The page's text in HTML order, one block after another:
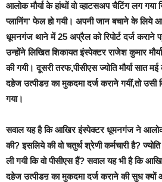
आलोक मौर्या के हांथों वो व्हाटसअप चैटिंग लग गया
प्लानिंग‘ फेल हो गयी। अपनी जान बचाने के लिये
धूमनगंज थाने में 25 अप्रैल को रिपोर्ट दर्ज कराने
उन्होंने लिखित शिकायत इंस्पेक्टर राजेश कुमार
की गयी। दूसरी तरफ,पीसीएस ज्योति मौर्या सात
दहेज उत्पीडऩ का मुकदमा दर्ज कराने गयीं,तो उसी
गया।
सवाल यह है कि आखिर इंस्पेक्टर धूमनगंज ने आलोक
की? इसलिये की वो चतुर्थ श्रेणी कर्मचारी है? ज्योति
ली गयी कि वो पीसीएस हैं? सवाल यह भी है कि
दहेज उत्पीडऩ का मुकदमा दर्ज कराने की सुध क्यों